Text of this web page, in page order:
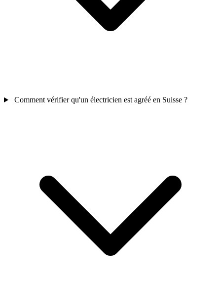
Comment vérifier qu'un électricien est agréé en Suisse ?